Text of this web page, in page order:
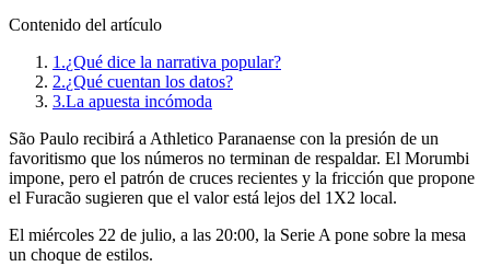
Contenido del artículo
1.¿Qué dice la narrativa popular?
2.¿Qué cuentan los datos?
3.La apuesta incómoda
São Paulo recibirá a Athletico Paranaense con la presión de un
favoritismo que los números no terminan de respaldar. El Morumbi
impone, pero el patrón de cruces recientes y la fricción que propone
el Furacão sugieren que el valor está lejos del 1X2 local.
El miércoles 22 de julio, a las 20:00, la Serie A pone sobre la mesa
un choque de estilos.